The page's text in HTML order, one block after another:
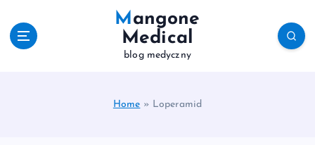
Mangone
Medical
blog medyczny
Home » Loperamid